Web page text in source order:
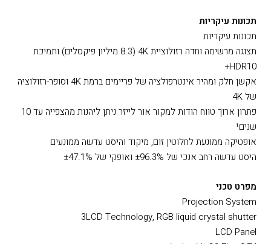
תיאור המוצר
תכונות עיקריות
תכונות עיקריות
HDR10+
של 4K
אופטיקה ממונעת לחלוטין זום, מיקוד והיסט עדשה ממונעים
היסט עדשה רחב אנכי של ±96.3% ואופקי של ±47.1%
מפרט טכני